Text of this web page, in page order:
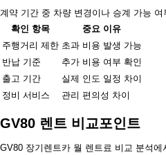
계약 기간 중 차량 변경이나 승계 가능
확인 항목
중요 이유
주행거리 제한 초과 비용 발생 가능
반납 기준
추가 비용 여부 확인
출고 기간
실제 인도 일정 차이
정비 서비스
관리 편의성 차이
GV80 렌트 비교포인트
GV80 장기렌트카 월 렌트료 비교 분석